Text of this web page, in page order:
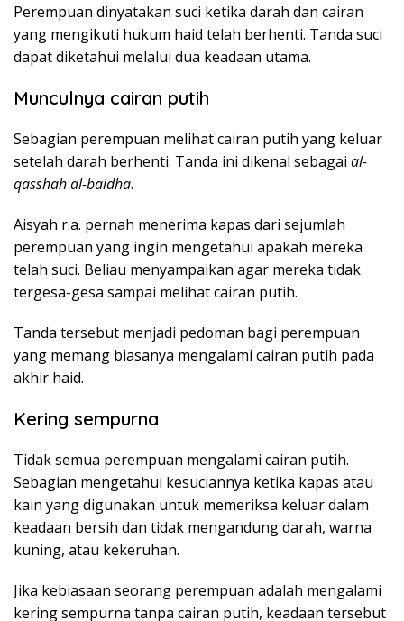
Perempuan dinyatakan suci ketika darah dan cairan
yang mengikuti hukum haid telah berhenti. Tanda suci
dapat diketahui melalui dua keadaan utama.
Munculnya cairan putih
Sebagian perempuan melihat cairan putih yang keluar
setelah darah berhenti. Tanda ini dikenal sebagai al-
qasshah al-baidha.
Aisyah r.a. pernah menerima kapas dari sejumlah
perempuan yang ingin mengetahui apakah mereka
telah suci. Beliau menyampaikan agar mereka tidak
tergesa-gesa sampai melihat cairan putih.
Tanda tersebut menjadi pedoman bagi perempuan
yang memang biasanya mengalami cairan putih pada
akhir haid.
Kering sempurna
Tidak semua perempuan mengalami cairan putih.
Sebagian mengetahui kesuciannya ketika kapas atau
kain yang digunakan untuk memeriksa keluar dalam
keadaan bersih dan tidak mengandung darah, warna
kuning, atau kekeruhan.
Jika kebiasaan seorang perempuan adalah mengalami
kering sempurna tanpa cairan putih, keadaan tersebut